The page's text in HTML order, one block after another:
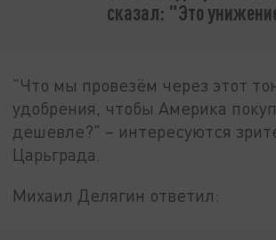
сказал: "Это
"Что мы провезём через этот
удобрения, чтобы Америка
дешевле?" – интересуются
Царьграда.
Михаил Делягин ответил: